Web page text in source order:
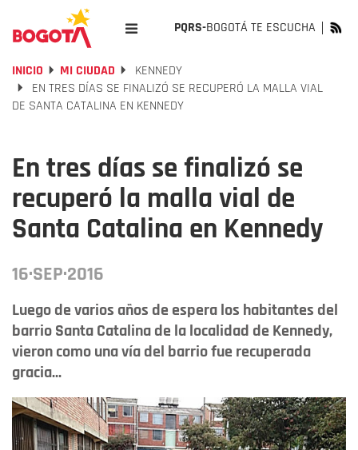
PQRS-BOGOTÁ TE ESCUCHA
INICIO MI CIUDAD
KENNEDY
EN TRES DÍAS SE FINALIZÓ SE RECUPERÓ LA MALLA VIAL
DE SANTA CATALINA EN KENNEDY
En tres días se finalizó se
recuperó la malla vial de
Santa Catalina en Kennedy
16·SEP·2016
Luego de varios años de espera los habitantes del
barrio Santa Catalina de la localidad de Kennedy,
vieron como una vía del barrio fue recuperada
gracia...